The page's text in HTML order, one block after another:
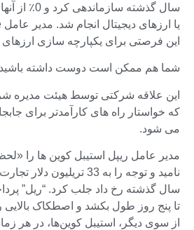
سال گذشته
این فرصتی برای یکپارچه سازی
شما هم ممکن است دوست داشته باشید
این علاقه شرکتی توسط هیئت مدیره
که خواستار راه های کارآمدتر برای
می شود.
نامید و توجه را به 33
سال گذشته رخ داد جلب کرد. “ریل”
تا پنج روز طول بکشد و اصطکاک بالایی
از سوی دیگر، استیبل کوین‌ها، در هر